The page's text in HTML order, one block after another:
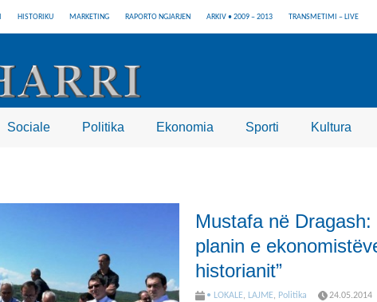
HISTORIKU MARKETING RAPORTO NGJARJEN ARKIV • 2009 – 2013 TRANSMETIMI – LIVE
Sociale Politika Ekonomia Sporti Kultura
Mustafa në Dragash:
planin e
historianit”
• LOKALE, LAJME, Politika 24.05.2014